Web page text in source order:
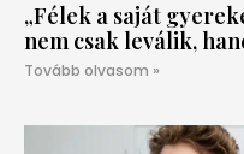
„Félek a saját
nem csak leválik,
Tovább olvasom »